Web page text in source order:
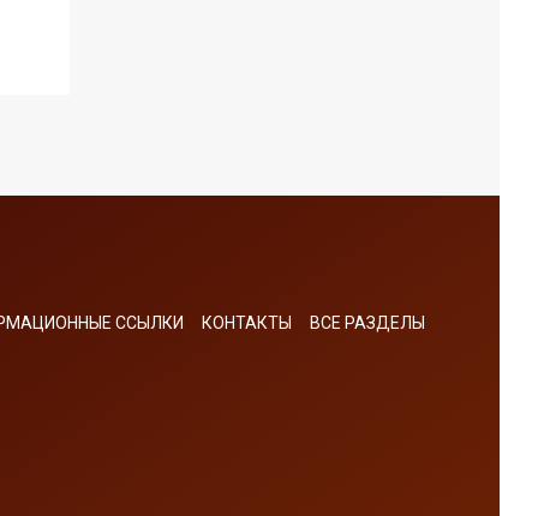
ССЫЛКИ КОНТАКТЫ ВСЕ РАЗДЕЛЫ